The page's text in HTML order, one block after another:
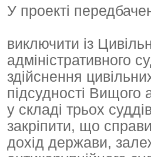
У проекті
виключити із
адміністративного
здійснення
підсудності Вищого
у складі трьох
закріпити, що
дохід держави,